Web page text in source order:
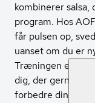
kombinerer salsa,
program. Hos
får pulsen op,
uanset om du er
Træningen er
dig, der gerne vil
forbedre din